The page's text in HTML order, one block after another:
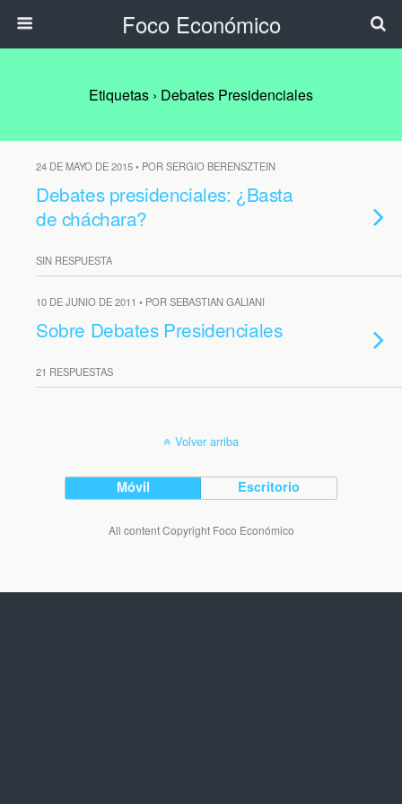
Foco Económico
Etiquetas › Debates Presidenciales
24 DE MAYO DE 2015 • POR SERGIO BERENSZTEIN
Debates presidenciales: ¿Basta
de cháchara?
SIN RESPUESTA
10 DE JUNIO DE 2011 • POR SEBASTIAN GALIANI
Sobre Debates Presidenciales
21 RESPUESTAS
Volver arriba
Móvil Escritorio
All content Copyright Foco Económico